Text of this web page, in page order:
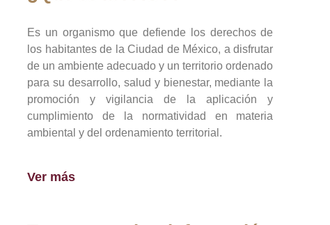
Es un organismo que defiende los derechos de
los habitantes de la Ciudad de México, a disfrutar
de un ambiente adecuado y un territorio ordenado
para su desarrollo, salud y bienestar, mediante la
promoción y vigilancia de la aplicación y
cumplimiento de la normatividad en materia
ambiental y del ordenamiento territorial.
Ver más